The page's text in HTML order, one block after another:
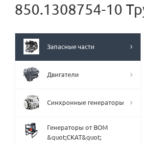
850.1308754-10
Запасные части
Двигатели
Синхронные генераторы
Генераторы от ВОМ
&quot;СКАТ&quot;